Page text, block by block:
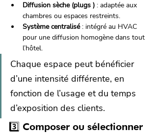
Diffusion sèche (plugs ) : adaptée aux
chambres ou espaces restreints.
Système centralisé : intégré au HVAC
pour une diffusion homogène dans tout
l’hôtel.
Chaque espace peut bénéficier
d’une intensité différente, en
fonction de l’usage et du temps
d’exposition des clients.
3️⃣ Composer ou sélectionner